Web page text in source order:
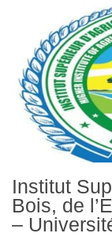
Institut
Bois, de
–